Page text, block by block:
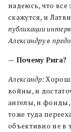
надеюсь, что
скажутся, и
публикации
Александру в
— Почему Рига?
Александр:
войны, и
ангелы, и
тоже туда
объективно не в